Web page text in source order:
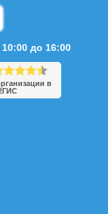
до 16:00
в